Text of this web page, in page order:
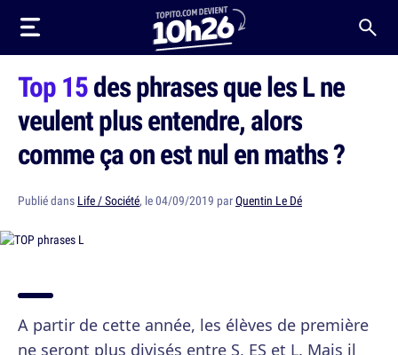
Top 15des phrases que les L ne
veulent plus entendre, alors
comme ça on est nul en maths ?
Publié dans Life / Société, le 04/09/2019 parQuentin Le Dé
A partir de cette année, les élèves de première
ne seront plus divisés entre S, ES et L. Mais il